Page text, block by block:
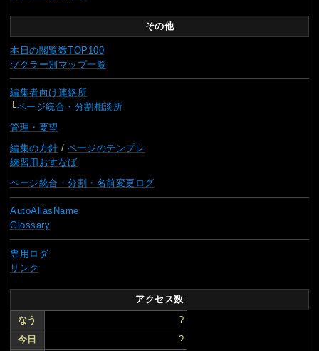
その他
本日の閲覧数TOP100
ツクラー別マップ一覧
編集者向け連絡所
└ページ統合・分割相談所
管理・要望
編集の方針 /ページのテンプレ
練習用おすなば
ページ統合・分割・名前変更ログ
AutoAliasName
Glossary
専用ロダ
リンク
アクセス数
なう
?
今日
?